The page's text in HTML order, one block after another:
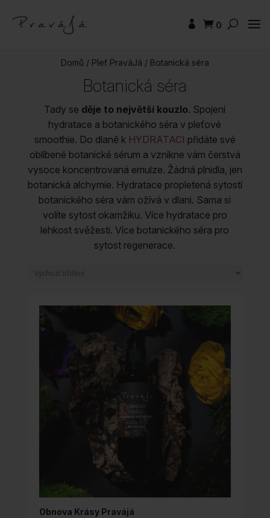
0
Domů / Pleť PraváJá / Botanická séra
Botanická séra
Tady se děje to největší kouzlo. Spojení
hydratace a botanického séra v pleťové
smoothie. Do dlaně kHYDRATACI přidáte své
oblíbené botanické sérum a vznikne vám čerstvá
vysoce koncentrovaná emulze. Žádná plnidla, jen
botanická alchymie. Hydratace propletená sytostí
botanického séra vám ožívá v dlani. Sama si
volíte sytost okamžiku. Více hydratace pro
lehkost svěžesti. Více botanického séra pro
sytost regenerace.
Obnova Krásy Pravájá